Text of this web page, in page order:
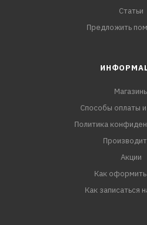
Статьи
Предложить
Способы оплаты
Политика
Акции
Как оформить
Как записаться